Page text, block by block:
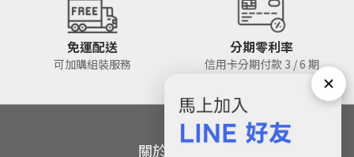
免運配送
可加購組裝服務
分期零利率
信用卡分期付款 3 / 6 期
關於 FUNTE